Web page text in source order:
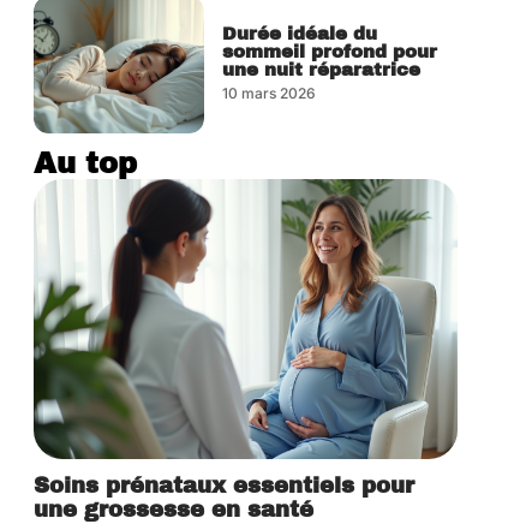
Durée idéale du
sommeil profond pour
une nuit réparatrice
10 mars 2026
Au top
Soins prénataux essentiels pour
une grossesse en santé